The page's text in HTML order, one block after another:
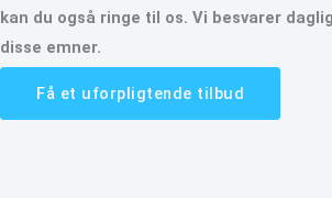
kan du også ringe til os. Vi besvarer
disse emner.
Få et uforpligtende tilbud